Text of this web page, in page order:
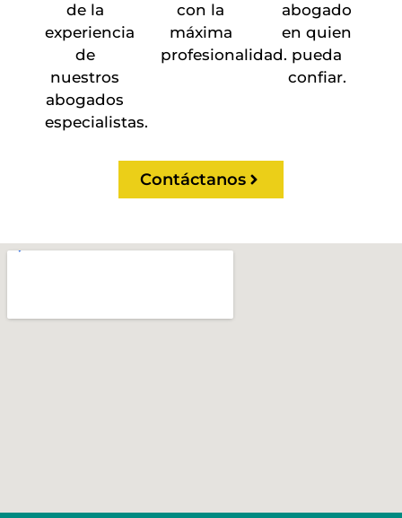
de la
experiencia
de
nuestros
abogados
especialistas.
con la
máxima
profesionalidad.
abogado
en quien
pueda
confiar.
Contáctanos